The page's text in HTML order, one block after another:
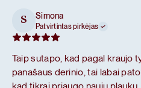
S Simona
Patvirtintas pirkėjas
Taip sutapo, kad pagal kraujo
panašaus derinio, tai labai